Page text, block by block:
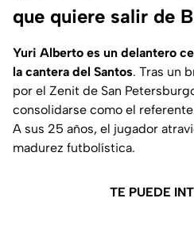
que quiere salir de
Yuri Alberto es un delantero
la cantera del Santos. Tras un
por el Zenit de San
consolidarse como el
A sus 25 años, el jugador
madurez futbolística.
TE PUEDE